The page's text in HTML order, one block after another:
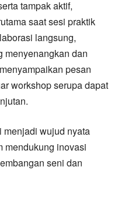
tampak aktif,
saat sesi praktik
langsung,
menyenangkan dan
pesan
workshop serupa dapat
menjadi wujud nyata
mendukung inovasi
seni dan